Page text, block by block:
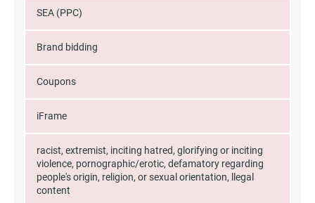
SEA (PPC)
Brand bidding
Coupons
iFrame
racist, extremist, inciting hatred, glorifying or inciting
violence, pornographic/erotic, defamatory regarding
people's origin, religion, or sexual orientation, llegal
content